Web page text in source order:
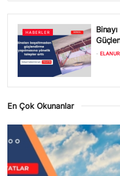
HABERLER
-
En Çok Okunanlar